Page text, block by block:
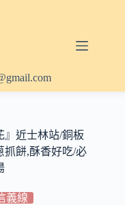
』近士林站/銅板
抓餅,酥香好吃/必
義線